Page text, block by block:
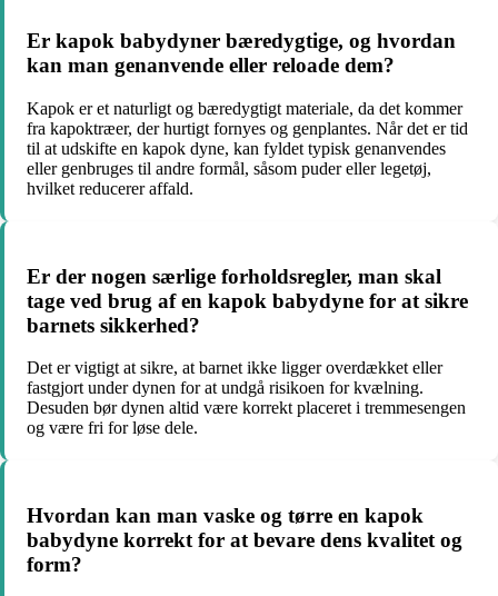
Er kapok babydyner bæredygtige, og hvordan
kan man genanvende eller reloade dem?
Kapok er et naturligt og bæredygtigt materiale, da det kommer
fra kapoktræer, der hurtigt fornyes og genplantes. Når det er tid
til at udskifte en kapok dyne, kan fyldet typisk genanvendes
eller genbruges til andre formål, såsom puder eller legetøj,
hvilket reducerer affald.
Er der nogen særlige forholdsregler, man skal
tage ved brug af en kapok babydyne for at sikre
barnets sikkerhed?
Det er vigtigt at sikre, at barnet ikke ligger overdækket eller
fastgjort under dynen for at undgå risikoen for kvælning.
Desuden bør dynen altid være korrekt placeret i tremmesengen
og være fri for løse dele.
Hvordan kan man vaske og tørre en kapok
babydyne korrekt for at bevare dens kvalitet og
form?